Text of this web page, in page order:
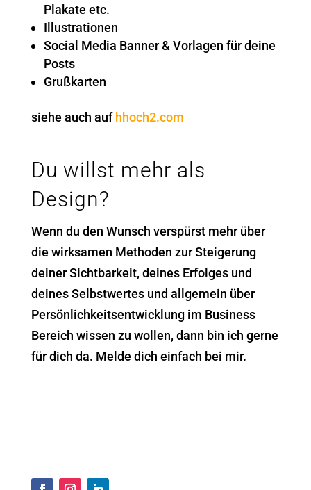
Plakate etc.
Illustrationen
Social Media Banner & Vorlagen für deine
Posts
Grußkarten
siehe auch auf hhoch2.com
Du willst mehr als
Design?
Wenn du den Wunsch verspürst mehr über
die wirksamen Methoden zur Steigerung
deiner Sichtbarkeit, deines Erfolges und
deines Selbstwertes und allgemein über
Persönlichkeitsentwicklung im Business
Bereich wissen zu wollen, dann bin ich gerne
für dich da. Melde dich einfach bei mir.